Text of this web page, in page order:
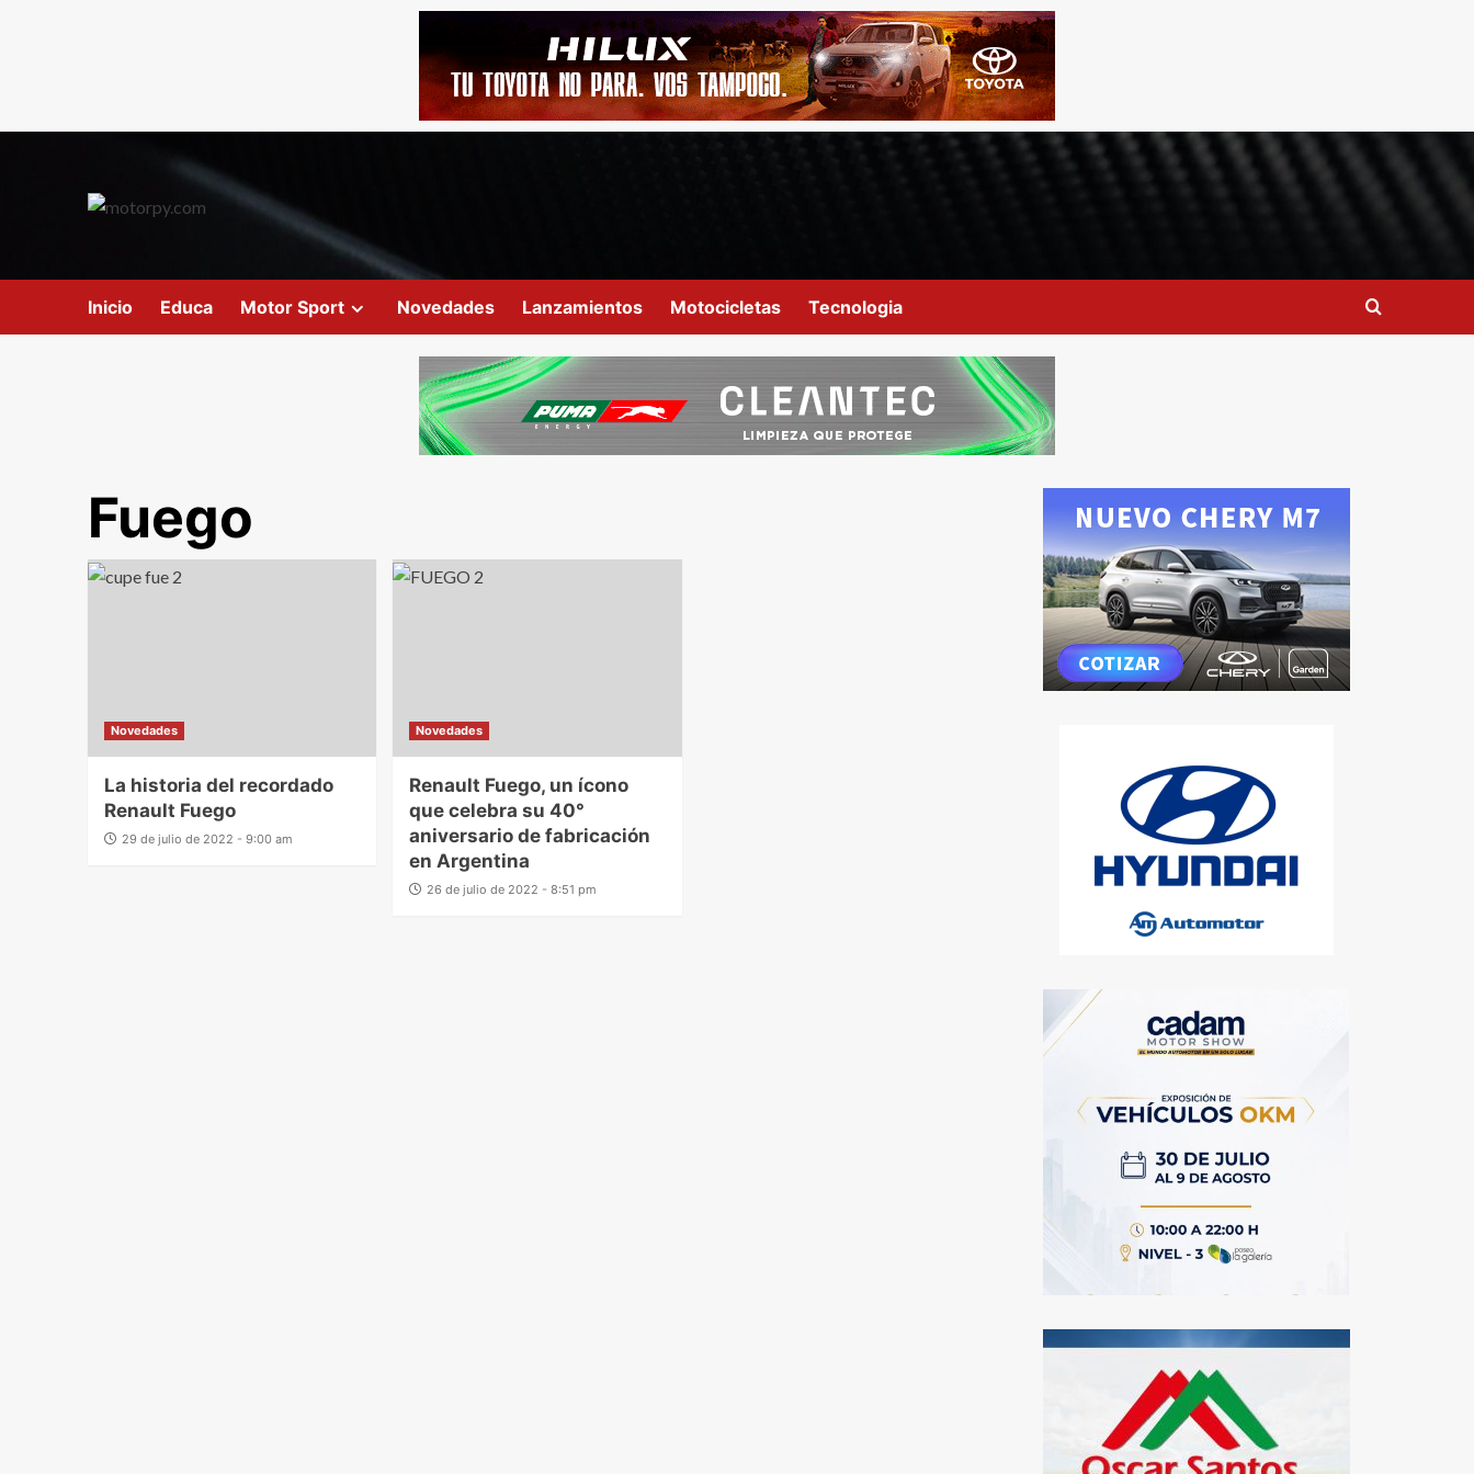
Inicio Educa Motor Sport Novedades Lanzamientos Motocicletas Tecnologia
Fuego
Novedades
La historia del recordado
Renault Fuego
29 de julio de 2022 - 9:00 am
Novedades
Renault Fuego, un ícono
que celebra su 40°
aniversario de fabricación
en Argentina
26 de julio de 2022 - 8:51 pm